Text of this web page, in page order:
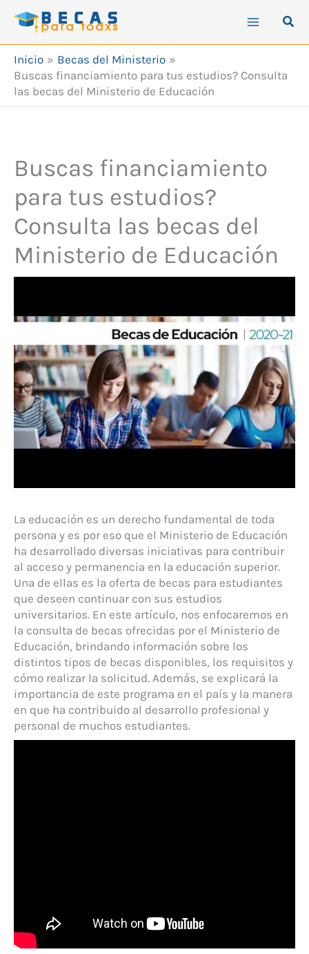
Inicio
Becas del Ministerio
Buscas financiamiento para tus estudios? Consulta
las becas del Ministerio de Educación
Buscas financiamiento
para tus estudios?
Consulta las becas del
Ministerio de Educación
La educación es un derecho fundamental de toda
persona y es por eso que el Ministerio de Educación
ha desarrollado diversas iniciativas para contribuir
al acceso y permanencia en la educación superior.
Una de ellas es la oferta de becas para estudiantes
que deseen continuar con sus estudios
universitarios. En este artículo, nos enfocaremos en
la consulta de becas ofrecidas por el Ministerio de
Educación, brindando información sobre los
distintos tipos de becas disponibles, los requisitos y
cómo realizar la solicitud. Además, se explicará la
importancia de este programa en el país y la manera
en que ha contribuido al desarrollo profesional y
personal de muchos estudiantes.